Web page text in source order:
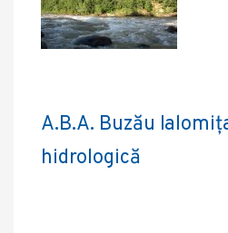
A.B.A. Buzău
hidrologică